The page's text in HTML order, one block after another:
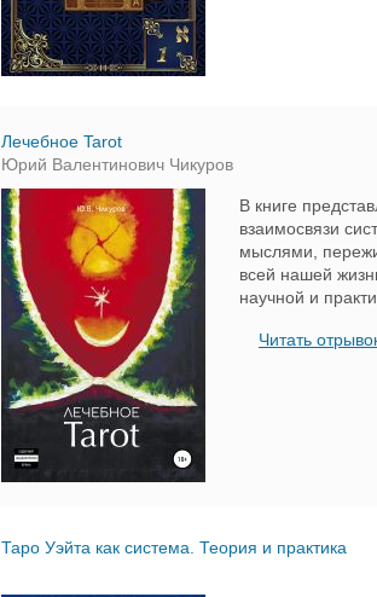
Лечебное Tarot
Юрий Валентинович Чикуров
В книге
взаимосвязи
мыслями,
всей нашей
научной и
Читать
Таро Уэйта как система. Теория и практика